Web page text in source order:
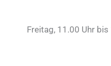
Freitag, 11.00 Uhr